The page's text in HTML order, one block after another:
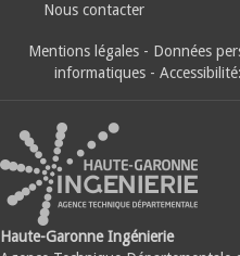
Nous contacter
Mentions légales - Données
informatiques -
Haute-Garonne Ingénierie